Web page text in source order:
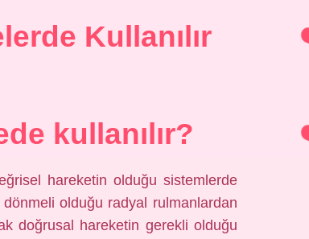
Kullanılır
kullanılır?
hareketin olduğu sistemlerde
olduğu radyal rulmanlardan
doğrusal hareketin gerekli olduğu